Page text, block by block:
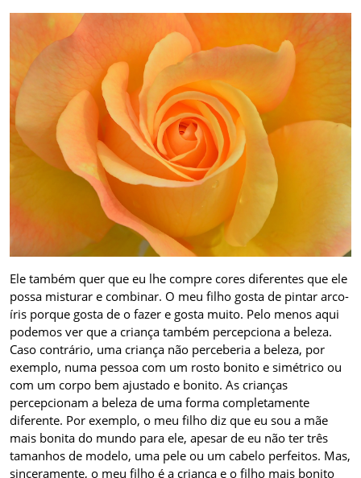
Ele também quer que eu lhe compre cores diferentes que ele
possa misturar e combinar. O meu filho gosta de pintar arco-
íris porque gosta de o fazer e gosta muito. Pelo menos aqui
podemos ver que a criança também percepciona a beleza.
Caso contrário, uma criança não perceberia a beleza, por
exemplo, numa pessoa com um rosto bonito e simétrico ou
com um corpo bem ajustado e bonito. As crianças
percepcionam a beleza de uma forma completamente
diferente. Por exemplo, o meu filho diz que eu sou a mãe
mais bonita do mundo para ele, apesar de eu não ter três
tamanhos de modelo, uma pele ou um cabelo perfeitos. Mas,
sinceramente, o meu filho é a criança e o filho mais bonito